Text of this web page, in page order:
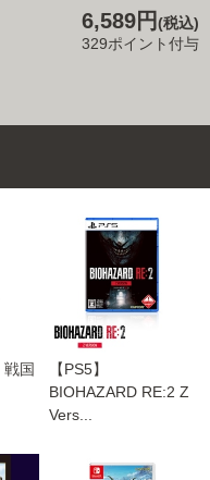
6,589円(税込)
329ポイント付与
戦国
【PS5】
BIOHAZARD RE:2 Z
Vers...